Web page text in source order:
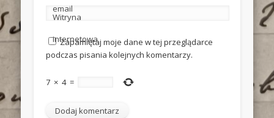
email
Witryna
internetowa
Zapamiętaj moje dane w tej przeglądarce
podczas pisania kolejnych komentarzy.
7 × 4 =